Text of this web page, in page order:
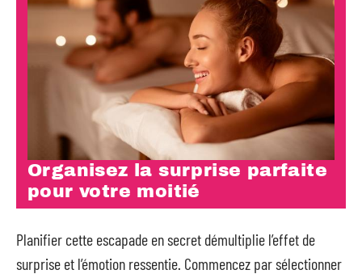
Organisez la surprise parfaite
pour votre moitié
Planifier cette escapade en secret démultiplie l’effet de
surprise et l’émotion ressentie. Commencez par sélectionner